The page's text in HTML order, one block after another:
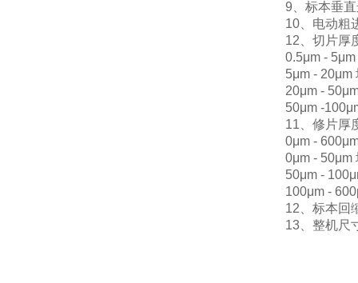
9、标本垂直
10、电动粗进
12、切片厚度
0.5μm - 5μm
5μm - 20μm
20μm - 50μm
50μm -
11、修片厚
0μm - 600μm
0μm - 50μm
50μm -
100μm -
12、标本回缩
13、整机尺寸